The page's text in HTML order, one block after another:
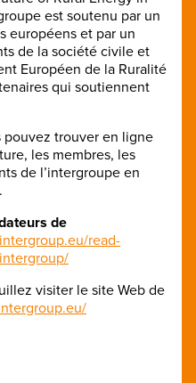
est soutenu par un
européens et par un
de la société civile et
Européen de la Ruralité
qui soutiennent
trouver en ligne
les membres, les
de l’intergroupe en
de
read-
visiter le site Web de